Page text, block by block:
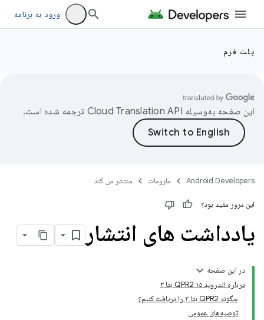
ورود به برنامه
پلت فرم
این صفحه به‌وسیله ترجمه شده است.
Android Developers ملزومات منتشر می کند
این مرور مفید بود؟
یادداشت های انتشار
در این صفحه
درباره اندروید ۱۵ QPR2 بتا ۳
چگونه QPR2 بتا ۳ را دریافت کنیم؟
توصیه‌های عمومی